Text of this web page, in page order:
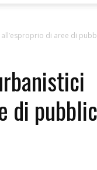
il
di aree di
di